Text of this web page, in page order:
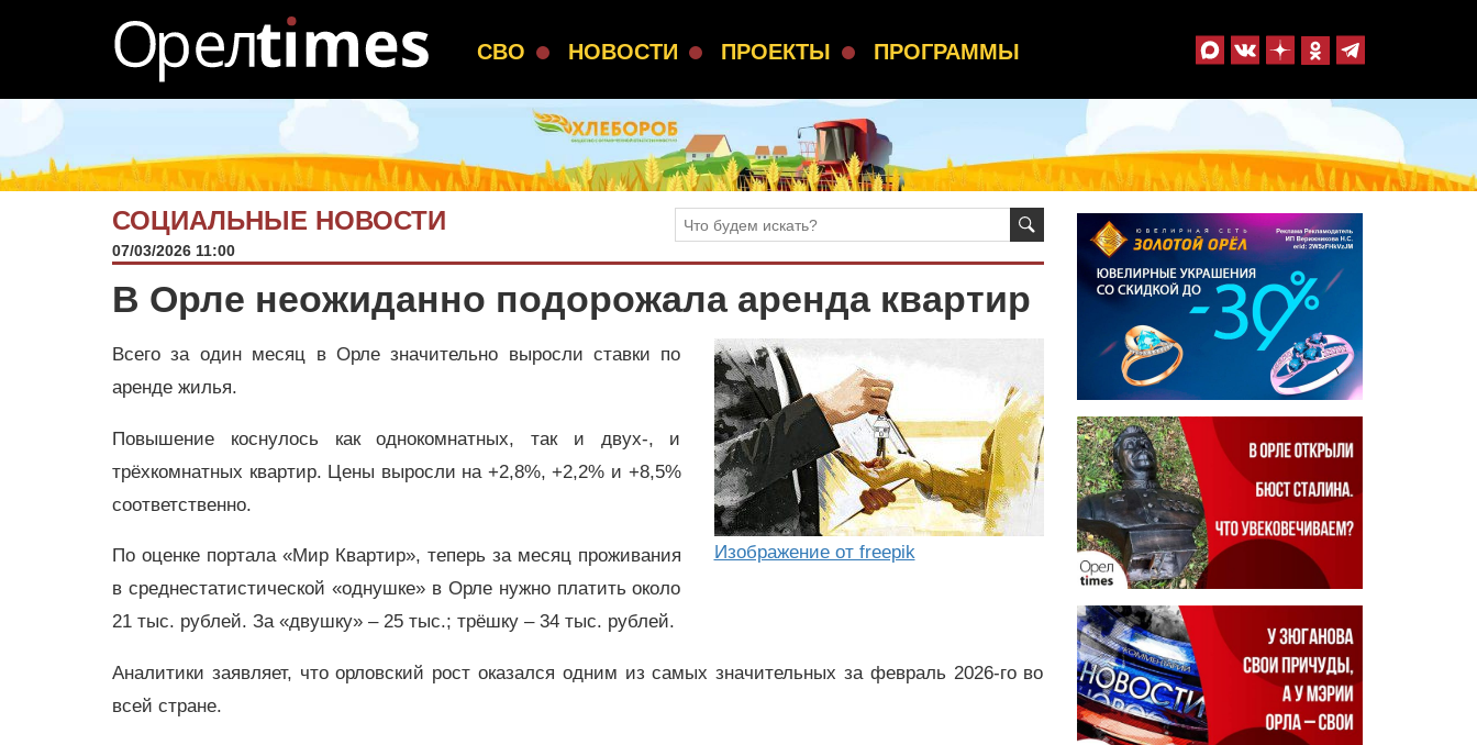
СВО НОВОСТИ ПРОЕКТЫ ПРОГРАММЫ
СОЦИАЛЬНЫЕ НОВОСТИ
07/03/2026 11:00
В Орле неожиданно подорожала аренда квартир
Изображение от freepik
Всего за один месяц в Орле значительно выросли ставки по
аренде жилья.
Повышение коснулось как однокомнатных, так и двух-, и
трёхкомнатных квартир. Цены выросли на +2,8%, +2,2% и +8,5%
соответственно.
По оценке портала «Мир Квартир», теперь за месяц проживания
в среднестатистической «однушке» в Орле нужно платить около
21 тыс. рублей. За «двушку» – 25 тыс.; трёшку – 34 тыс. рублей.
Аналитики заявляет, что орловский рост оказался одним из самых значительных за февраль 2026-го во
всей стране.